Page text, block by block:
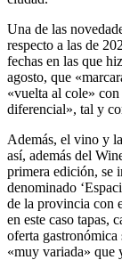
Una de las
respecto a las de
fechas en las que
agosto, que
«vuelta al cole»
diferencial», tal y
Además, el vino y
así, además del
primera edición, se
denominado
de la provincia con
en este caso tapas,
oferta gastronómica
«muy variada» que